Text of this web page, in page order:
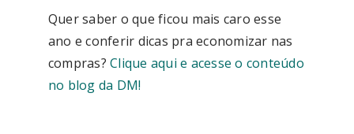
Quer saber o que ficou mais caro esse
ano e conferir dicas pra economizar nas
compras?Clique aqui e acesse o conteúdo
no blog da DM!